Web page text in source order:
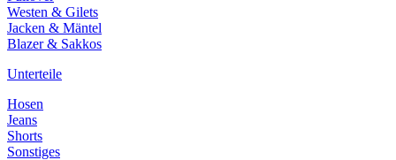
Westen & Gilets
Jacken & Mäntel
Blazer & Sakkos
Unterteile
Hosen
Jeans
Shorts
Sonstiges